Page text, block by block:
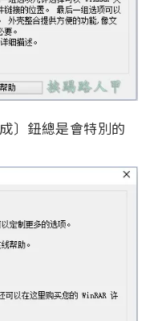
〕鈕總是會特別的